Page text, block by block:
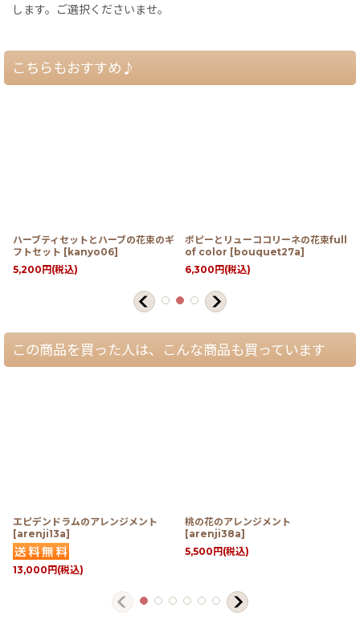
します。ご選択くださいませ。
こちらもおすすめ♪
ハーブティセットとハーブの花束のギ
フトセット [ kanyo06]
5,200 円 (税込)
ポピーとリューココリーネの花束full
of color [ bouquet27a]
6,300 円 (税込)
この商品を買った人は、こんな商品も買っています
エピデンドラムのアレンジメント
[arenji13a]
13,000 円 (税込)
桃の花のアレンジメント
[arenji38a]
5,500 円 (税込)